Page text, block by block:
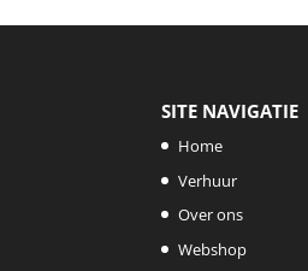
SITE NAVIGATIE
Home
Verhuur
Over ons
Webshop